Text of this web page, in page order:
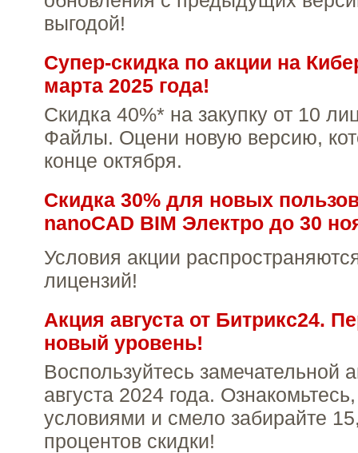
выгодой!
Супер-скидка по акции на
марта 2025 года!
Скидка 40%* на закупку от 10
Файлы. Оцени новую версию,
конце октября.
Скидка 30% для новых
nanoCAD BIM Электро до 30
Условия акции
лицензий!
Акция августа от Битрикс24.
новый уровень!
Воспользуйтесь замечательной
августа 2024 года.
условиями и смело забирайте
процентов скидки!